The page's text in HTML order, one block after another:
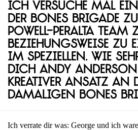
Ich versuche mal
der Bones Brigade
Powell-Peralta Team
beziehungsweise zu
im Speziellen. Wie
dich Andy
kreativer Ansatz an
damaligen Bones
Ich verrate dir was: George und ich